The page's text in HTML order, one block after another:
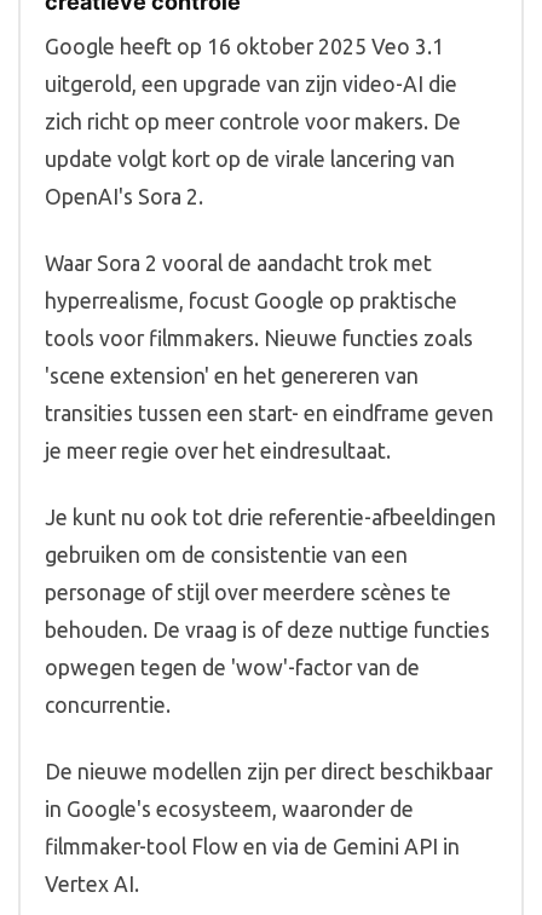
Google heeft op 16 oktober 2025 Veo 3.1
uitgerold, een upgrade van zijn video-AI die
zich richt op meer controle voor makers. De
update volgt kort op de virale lancering van
OpenAI's Sora 2.
Waar Sora 2 vooral de aandacht trok met
hyperrealisme, focust Google op praktische
tools voor filmmakers. Nieuwe functies zoals
'scene extension' en het genereren van
transities tussen een start- en eindframe geven
je meer regie over het eindresultaat.
Je kunt nu ook tot drie referentie-afbeeldingen
gebruiken om de consistentie van een
personage of stijl over meerdere scènes te
behouden. De vraag is of deze nuttige functies
opwegen tegen de 'wow'-factor van de
concurrentie.
De nieuwe modellen zijn per direct beschikbaar
in Google's ecosysteem, waaronder de
filmmaker-tool Flow en via de Gemini API in
Vertex AI.